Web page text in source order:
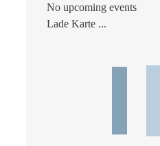
No upcoming events
Lade Karte ...